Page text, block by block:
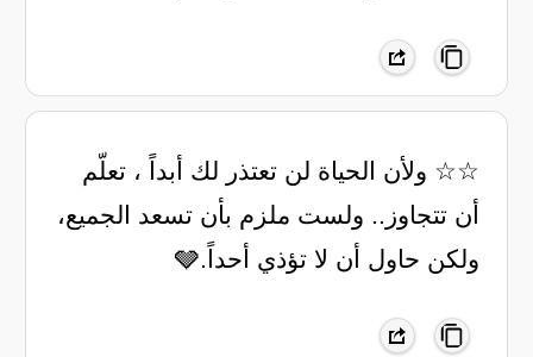
☆☆ ولأن الحياة لن تعتذر لك أبداً ، تعلّم
أن تتجاوز.. ولست ملزم بأن تسعد الجميع،
ولكن حاول أن لا تؤذي أحداً.🩶